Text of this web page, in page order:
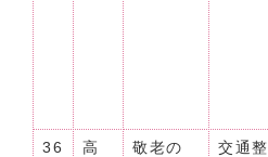
36
高
敬老の
交通整